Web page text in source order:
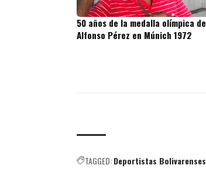
50 años de la medalla olímpica de
Alfonso Pérez en Múnich 1972
TAGGED:Deportistas Bolivarenses